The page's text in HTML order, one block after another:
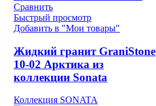
Сравнить
Быстрый просмотр
Добавить в "Мои товары"
Жидкий гранит GraniStone
10-02 Арктика из
коллекции Sonata
Коллекция SONATA